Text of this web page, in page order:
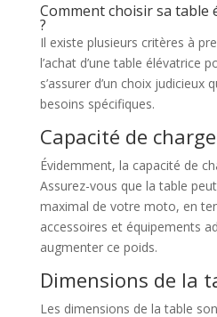
Comment choisir sa table
?
Il existe plusieurs critères à
l’achat d’une table élévatrice
s’assurer d’un choix judicieux
besoins spécifiques.
Capacité de charge
Évidemment, la capacité de
Assurez-vous que la table
maximal de votre moto, en
accessoires et équipements
augmenter ce poids.
Dimensions de la
Les dimensions de la table